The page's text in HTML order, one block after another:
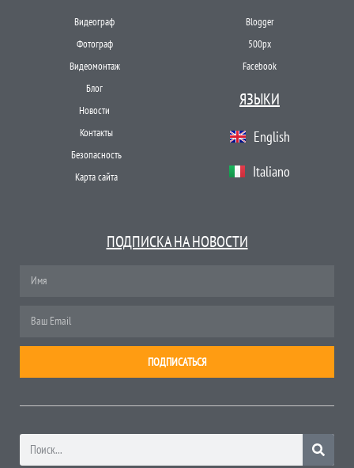
Видеограф
Фотограф
Видеомонтаж
Блог
Новости
Контакты
Безопасность
Карта сайта
Blogger
500px
Facebook
ЯЗЫКИ
English
Italiano
ПОДПИСКА НА НОВОСТИ
ПОДПИСАТЬСЯ